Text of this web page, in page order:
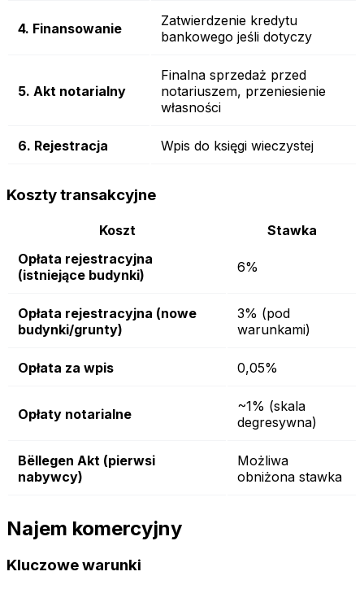
4. Finansowanie
Zatwierdzenie kredytu
bankowego jeśli dotyczy
5. Akt notarialny
Finalna sprzedaż przed
notariuszem, przeniesienie
własności
6. Rejestracja Wpis do księgi wieczystej
Koszty transakcyjne
Koszt
Stawka
Opłata rejestracyjna
(istniejące budynki)
6%
Opłata rejestracyjna (nowe
budynki/grunty)
3% (pod
warunkami)
Opłata za wpis 0,05%
Opłaty notarialne
~1% (skala
degresywna)
Bëllegen Akt (pierwsi
nabywcy)
Możliwa
obniżona stawka
Najem komercyjny
Kluczowe warunki